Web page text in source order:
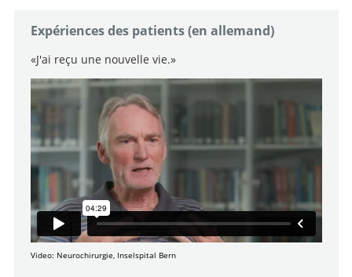
Expériences des patients (en allemand)
«J'ai reçu une nouvelle vie.»
Video: Neurochirurgie, Inselspital Bern